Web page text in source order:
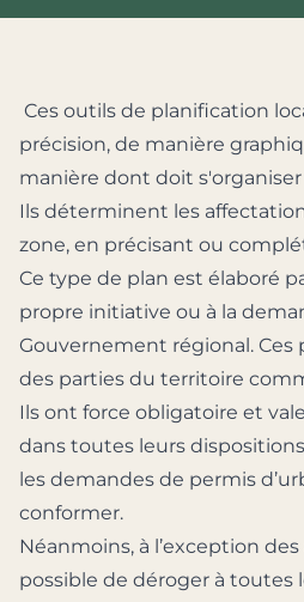
Ces outils de planification
précision, de manière
manière dont doit
Ils déterminent les
zone, en précisant ou
Ce type de plan est élaboré
propre initiative ou à la
Gouvernement régional. Ces
des parties du territoire
Ils ont force obligatoire et
dans toutes leurs
les demandes de permis
conformer.
Néanmoins, à l’exception
possible de déroger à toutes